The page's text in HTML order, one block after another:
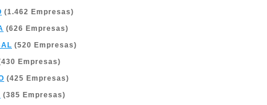
(1.462 Empresas)
(626 Empresas)
(520 Empresas)
Empresas)
(425 Empresas)
(385 Empresas)